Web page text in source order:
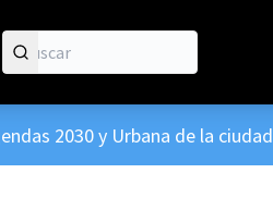
2030 y Urbana de la ciudad